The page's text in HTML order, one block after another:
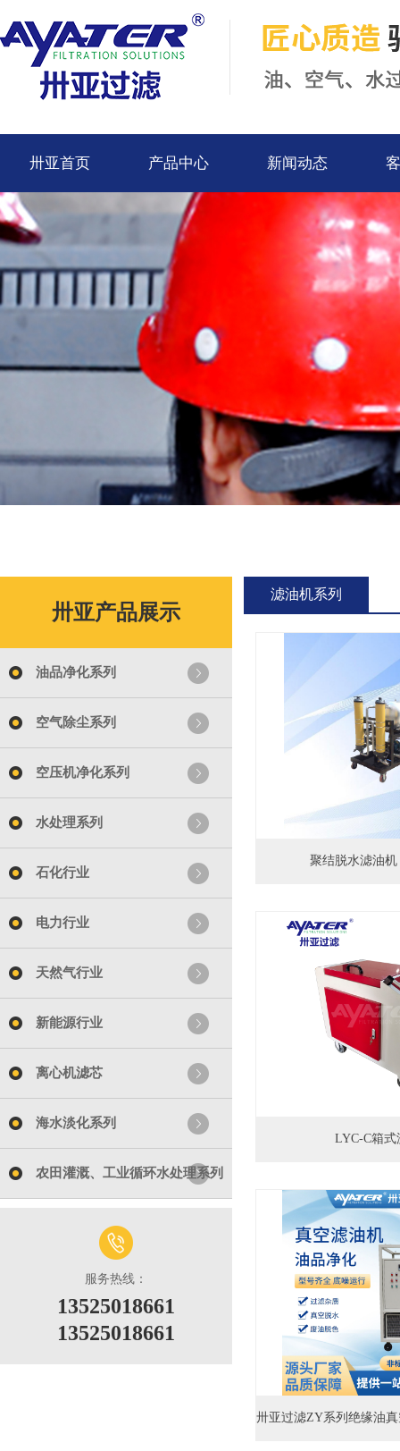
卅亚首页 产品中心 新闻动态
卅亚产品展示
油品净化系列
空气除尘系列
空压机净化系列
水处理系列
石化行业
电力行业
天然气行业
新能源行业
离心机滤芯
海水淡化系列
农田灌溉、工业循环水处理系列
服务热线：
13525018661
13525018661
滤油机系列
聚结脱水滤油机
LYC-C箱式